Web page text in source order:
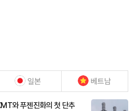
일본 베트남
와 푸젠진화의 첫 단추